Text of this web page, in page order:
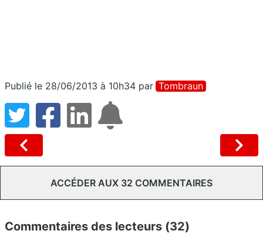
Publié le 28/06/2013 à 10h34 par Tombraun
ACCÉDER AUX 32 COMMENTAIRES
Commentaires des lecteurs (32)